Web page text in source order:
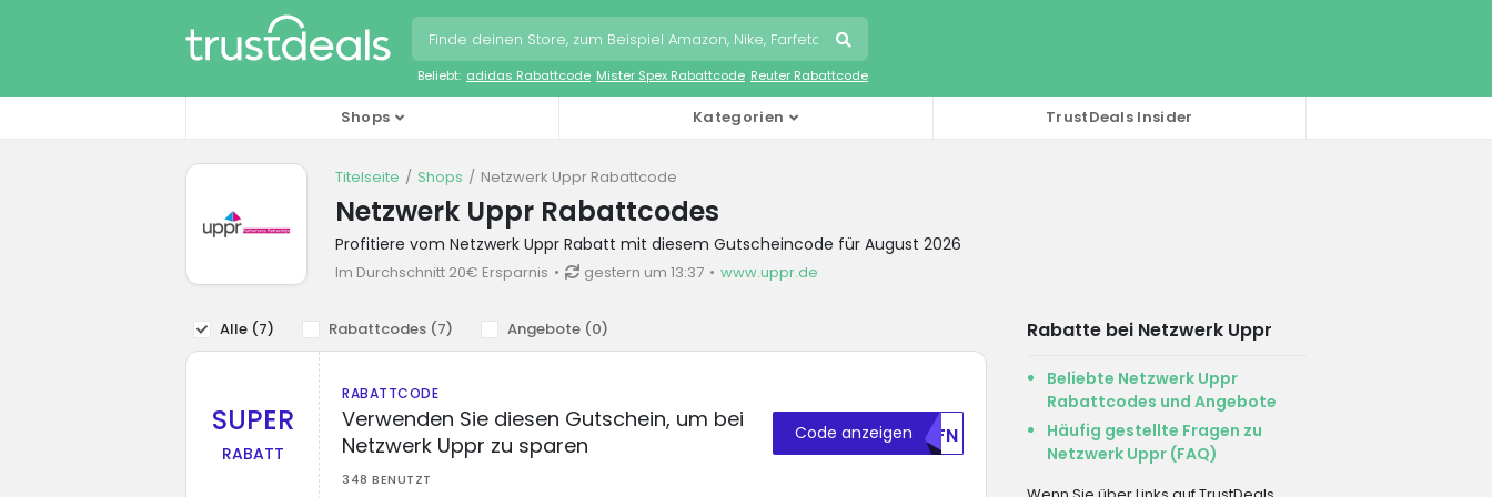
Beliebt: adidas Rabattcode Mister Spex Rabattcode Reuter Rabattcode
Shops Kategorien TrustDeals Insider
Titelseite Shops Netzwerk Uppr Rabattcode
Netzwerk Uppr Rabattcodes
Profitiere vom Netzwerk Uppr Rabatt mit diesem Gutscheincode für August 2026
Im Durchschnitt 20€ Ersparnis gestern um 13:37 www.uppr.de
Alle (7) Rabattcodes (7) Angebote (0)
SUPER
RABATT
RABATTCODE
Verwenden Sie diesen Gutschein, um bei
Netzwerk Uppr zu sparen
348 BENUTZT
Code anzeigen U0FN
Rabatte bei Netzwerk Uppr
Beliebte Netzwerk Uppr
Rabattcodes und Angebote
Häufig gestellte Fragen zu
Netzwerk Uppr (FAQ)